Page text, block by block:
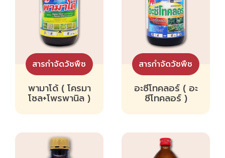
สารกำจัดวัชพืช
พามาโด้ ( โครมา
โซล+โพรพานิล )
สารกำจัดวัชพืช
อะซีโทคลอร์ ( อะ
ซีโทคลอร์ )